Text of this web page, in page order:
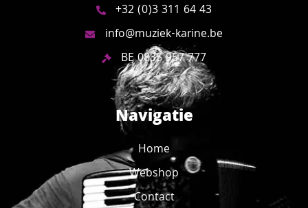
+32 (0)3 311 64 43
info@muziek-karine.be
BE 0835 957 777
Navigatie
Home
Webshop
Contact